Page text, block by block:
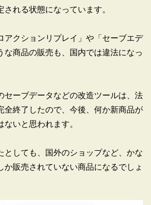
れる状態になっています。
クションリプレイ」や「セーブエデ
な商品の販売も、国内では違法になっ
ーブデータなどの改造ツールは、法
全終了したので、今後、何か新商品が
いと思われます。
しても、国外のショップなど、かな
か販売されていない商品になるでしょ